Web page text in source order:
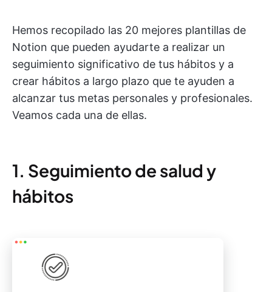
Hemos recopilado las 20 mejores plantillas de
Notion que pueden ayudarte a realizar un
seguimiento significativo de tus hábitos y a
crear hábitos a largo plazo que te ayuden a
alcanzar tus metas personales y profesionales.
Veamos cada una de ellas.
1. Seguimiento de salud y
hábitos